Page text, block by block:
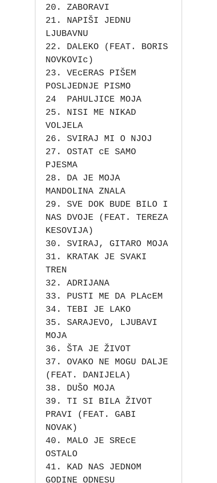
20. ZABORAVI
21. NAPIŠI JEDNU
LJUBAVNU
22. DALEKO (FEAT. BORIS
NOVKOVIc)
23. VEcERAS PIŠEM
POSLJEDNJE PISMO
24 PAHULJICE MOJA
25. NISI ME NIKAD
VOLJELA
26. SVIRAJ MI O NJOJ
27. OSTAT cE SAMO
PJESMA
28. DA JE MOJA
MANDOLINA ZNALA
29. SVE DOK BUDE BILO I
NAS DVOJE (FEAT. TEREZA
KESOVIJA)
30. SVIRAJ, GITARO MOJA
31. KRATAK JE SVAKI
TREN
32. ADRIJANA
33. PUSTI ME DA PLAcEM
34. TEBI JE LAKO
35. SARAJEVO, LJUBAVI
MOJA
36. ŠTA JE ŽIVOT
37. OVAKO NE MOGU DALJE
(FEAT. DANIJELA)
38. DUŠO MOJA
39. TI SI BILA ŽIVOT
PRAVI (FEAT. GABI
NOVAK)
40. MALO JE SREcE
OSTALO
41. KAD NAS JEDNOM
GODINE ODNESU